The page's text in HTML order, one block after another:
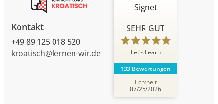
Kontakt
+49 89 125 018 520
kroatisch@lernen-wir.de
SEHR GUT
Let's Learn
133 Bewertungen
Echtheit
07/25/2026